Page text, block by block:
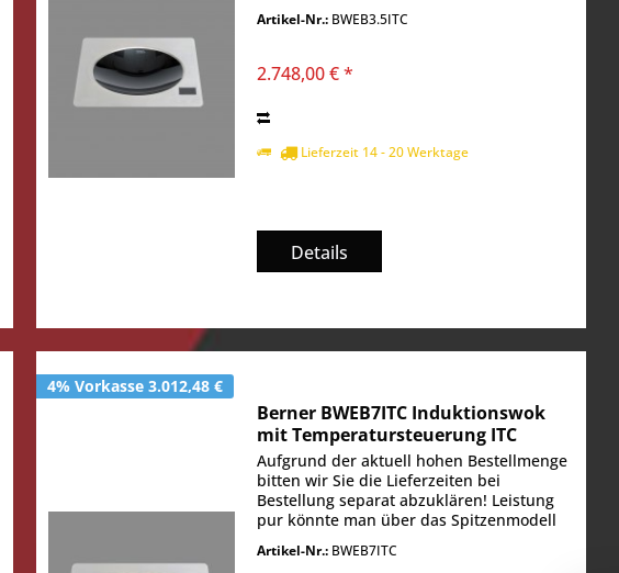
Bereich WOK und Asiaküche geht. Der
Artikel-Nr.:BWEB3.5ITC
2.748,00 € *
Lieferzeit 14 - 20 Werktage
Details
4% Vorkasse 3.012,48 €
Berner BWEB7ITC Induktionswok
mit Temperatursteuerung ITC
Aufgrund der aktuell hohen Bestellmenge
bitten wir Sie die Lieferzeiten bei
Bestellung separat abzuklären! Leistung
pur könnte man über das Spitzenmodell
Induktionswok als Einbaumodul verfügt
Artikel-Nr.:BWEB7ITC